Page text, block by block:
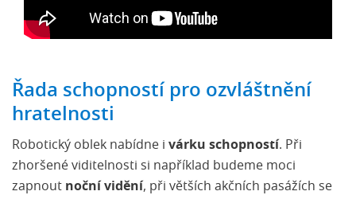
Řada schopností pro ozvláštnění
hratelnosti
Robotický oblek nabídne i várku schopností. Při
zhoršené viditelnosti si například budeme moci
zapnout noční vidění, při větších akčních pasážích se